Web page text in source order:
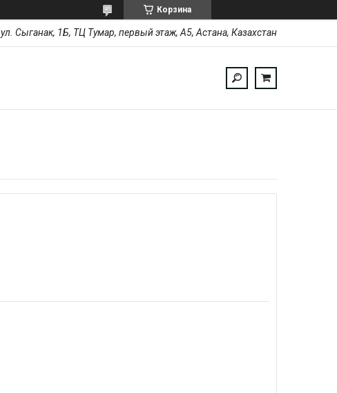
Корзина
ул. Сыганак, 1Б, ТЦ Тумар, первый этаж, А5, Астана, Казахстан